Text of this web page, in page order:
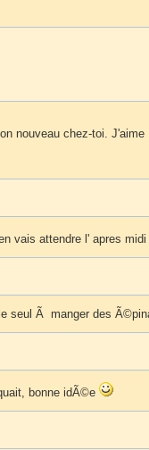
nouveau chez-toi. J'aime
vais attendre l' apres midi
seul Ã manger des
bonne idÃ©e